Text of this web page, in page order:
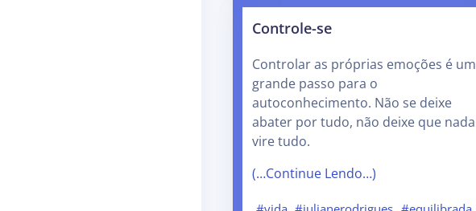
Controle-se
Controlar as próprias emoções é um
grande passo para o
autoconhecimento. Não se deixe
abater por tudo, não deixe que nada
vire tudo.
(…Continue Lendo…)